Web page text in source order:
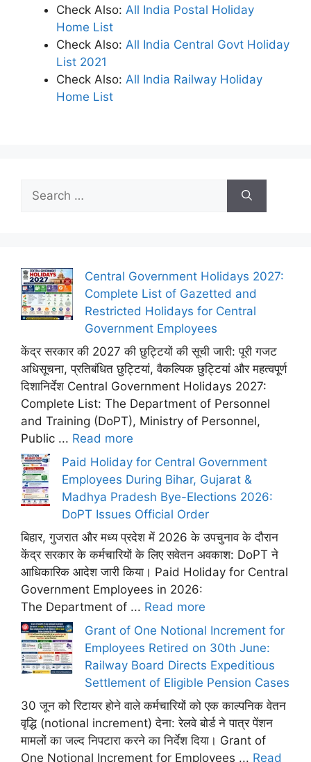
Check Also: All India Postal Holiday
Home List
Check Also: All India Central Govt Holiday
List 2021
Check Also: All India Railway Holiday
Home List
for:
Central Government Holidays 2027:
Complete List of Gazetted and
Restricted Holidays for Central
Government Employees
केंद्र सरकार की 2027 की छुट्टियों की सूची जारी: पूरी गजट
अधिसूचना, प्रतिबंधित छुट्टियां, वैकल्पिक छुट्टियां और महत्वपूर्ण
दिशानिर्देश Central Government Holidays 2027:
Complete List: The Department of Personnel
and Training (DoPT), Ministry of Personnel,
Public ... Read more
Paid Holiday for Central Government
Employees During Bihar, Gujarat &
Madhya Pradesh Bye-Elections 2026:
DoPT Issues Official Order
बिहार, गुजरात और मध्य प्रदेश में 2026 के उपचुनाव के दौरान
केंद्र सरकार के कर्मचारियों के लिए सवेतन अवकाश: DoPT ने
आधिकारिक आदेश जारी किया। Paid Holiday for Central
Government Employees in 2026:
The Department of ... Read more
Grant of One Notional Increment for
Employees Retired on 30th June:
Railway Board Directs Expeditious
Settlement of Eligible Pension Cases
30 जून को रिटायर होने वाले कर्मचारियों को एक काल्पनिक वेतन
वृद्धि (notional increment) देना: रेलवे बोर्ड ने पात्र पेंशन
मामलों का जल्द निपटारा करने का निर्देश दिया। Grant of
One Notional Increment for Employees ... Read